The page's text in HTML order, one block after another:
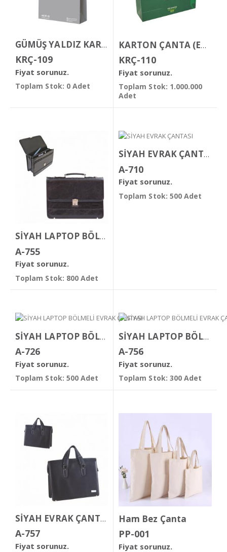
GÜMÜŞ YALDIZ KARTON ÇANTA
KRÇ-109
Fiyat sorunuz.
Toplam Stok: 0 Adet
KARTON ÇANTA (En:40cm, Boy:40cm, Körük:12cm)
KRÇ-110
Fiyat sorunuz.
Toplam Stok: 1.000.000
Adet
SİYAH LAPTOP BÖLMELİ EVRAK ÇANTASI
A-755
Fiyat sorunuz.
Toplam Stok: 800 Adet
SİYAH EVRAK ÇANTASI
A-710
Fiyat sorunuz.
Toplam Stok: 500 Adet
SİYAH LAPTOP BÖLMELİ EVRAK ÇANTASI
A-726
Fiyat sorunuz.
Toplam Stok: 500 Adet
SİYAH LAPTOP BÖLMELİ EVRAK ÇANTASI
A-756
Fiyat sorunuz.
Toplam Stok: 300 Adet
SİYAH EVRAK ÇANTASI
A-757
Fiyat sorunuz.
Ham Bez Çanta
PP-001
Fiyat sorunuz.